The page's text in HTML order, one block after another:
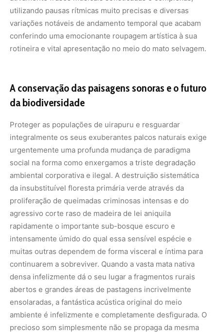
utilizando pausas rítmicas muito precisas e diversas
variações notáveis de andamento temporal que acabam
conferindo uma emocionante roupagem artística à sua
rotineira e vital apresentação no meio do mato selvagem.
A conservação das paisagens sonoras e o futuro
da biodiversidade
Proteger as populações de uirapuru e resguardar
integralmente os seus exuberantes palcos naturais exige
urgentemente uma profunda mudança de paradigma
social na forma como enxergamos a triste degradação
ambiental corporativa e ilegal. A destruição sistemática
da insubstituível floresta primária verde através da
proliferação de queimadas criminosas intensas e do
agressivo corte raso de madeira de lei aniquila
rapidamente o importante sub-bosque escuro e
intensamente úmido do qual essa sensível espécie e
muitas outras dependem de forma visceral e íntima para
continuarem a sobreviver. Quando a vasta mata nativa
densa infelizmente dá o seu lugar a fragmentos rurais
abertos e grandes áreas de pastagens incrivelmente
ensolaradas, a fantástica acústica original do meio
ambiente é infelizmente e completamente desfigurada. O
precioso som simplesmente não se propaga da mesma